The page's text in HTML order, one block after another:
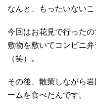
なんと、もったいないこ
今回はお花見で行った
敷物を敷いてコンビニ
（笑）。
その後、散策しながら
ームを食べたんです。